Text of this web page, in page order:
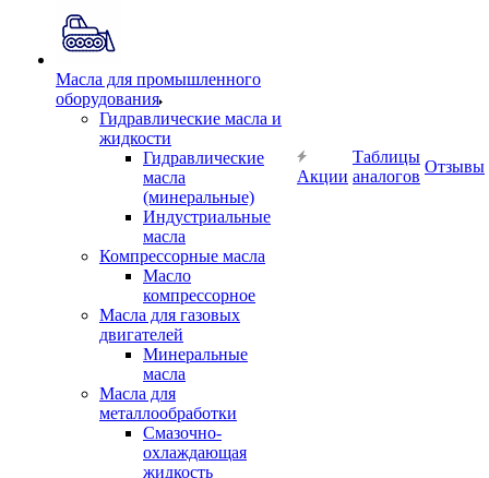
Масла для промышленного
оборудования
Гидравлические масла и
жидкости
Гидравлические
масла
(минеральные)
Индустриальные
масла
Компрессорные масла
Масло
компрессорное
Масла для газовых
двигателей
Минеральные
масла
Масла для
металлообработки
Смазочно-
охлаждающая
жидкость
Акции
Таблицы
аналогов
Отзывы